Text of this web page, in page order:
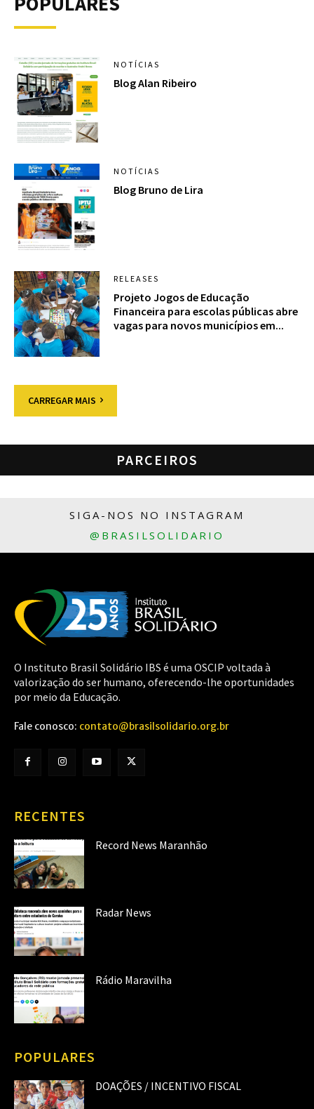
NOTÍCIAS
Blog Alan Ribeiro
NOTÍCIAS
Blog Bruno de Lira
RELEASES
Projeto Jogos de Educação
Financeira para escolas públicas abre
vagas para novos municípios em...
CARREGAR MAIS
PARCEIROS
SIGA-NOS NO INSTAGRAM
@BRASILSOLIDARIO
O Instituto Brasil Solidário IBS é uma OSCIP voltada à
valorização do ser humano, oferecendo-lhe oportunidades
por meio da Educação.
Fale conosco: contato@brasilsolidario.org.br
RECENTES
Record News Maranhão
Radar News
Rádio Maravilha
POPULARES
DOAÇÕES / INCENTIVO FISCAL